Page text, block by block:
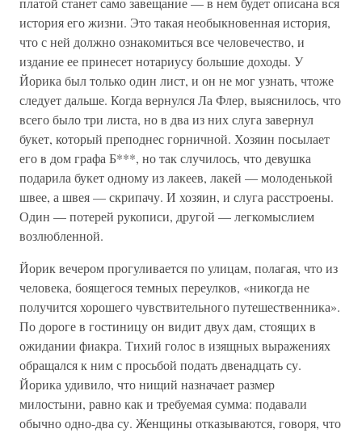
история его жизни. Это такая необыкновенная история,
что с ней должно ознакомиться все человечество, и
издание ее принесет нотариусу большие доходы. У
Йорика был только один лист, и он не мог узнать, чтоже
следует дальше. Когда вернулся Ла Флер, выяснилось, что
всего было три листа, но в два из них слуга завернул
букет, который преподнес горничной. Хозяин посылает
его в дом графа Б***, но так случилось, что девушка
подарила букет одному из лакеев, лакей — молоденькой
швее, а швея — скрипачу. И хозяин, и слуга расстроены.
Один — потерей рукописи, другой — легкомыслием
возлюбленной.
Йорик вечером прогуливается по улицам, полагая, что из
человека, боящегося темных переулков, «никогда не
получится хорошего чувствительного путешественника».
По дороге в гостиницу он видит двух дам, стоящих в
ожидании фиакра. Тихий голос в изящных выражениях
обращался к ним с просьбой подать двенадцать су.
Йорика удивило, что нищий назначает размер
милостыни, равно как и требуемая сумма: подавали
обычно одно-два су. Женщины отказываются, говоря, что